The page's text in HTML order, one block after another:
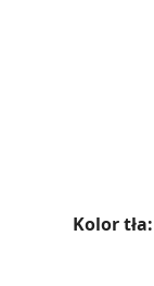
Kolor tła